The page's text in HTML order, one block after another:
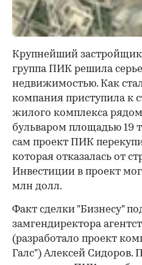
Крупнейший
группа ПИК решила
недвижимостью. Как
компания приступила к
жилого комплекса
бульваром площадью 19
сам проект ПИК
которая отказалась от
Инвестиции в проект
млн долл.
Факт сделки "Бизнесу"
замгендиректора
(разработало проект
Галс") Алексей Сидоров.